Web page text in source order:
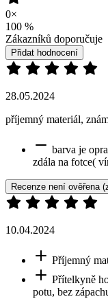
0×
100 %
Zákazníků doporučuje
Přidat hodnocení
28.05.2024
příjemný materiál,
barva je
zdála na fotce(
Recenze není ověřena
10.04.2024
Příjemný
Přítelkyně
potu, bez